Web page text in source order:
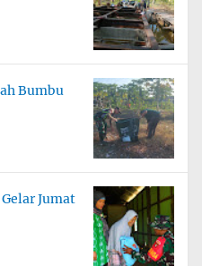
Bumbu
Jumat